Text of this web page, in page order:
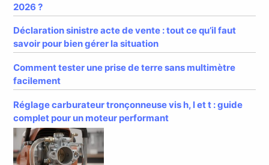
2026 ?
Déclaration sinistre acte de vente : tout ce qu’il faut
savoir pour bien gérer la situation
Comment tester une prise de terre sans multimètre
facilement
Réglage carburateur tronçonneuse vis h, l et t : guide
complet pour un moteur performant